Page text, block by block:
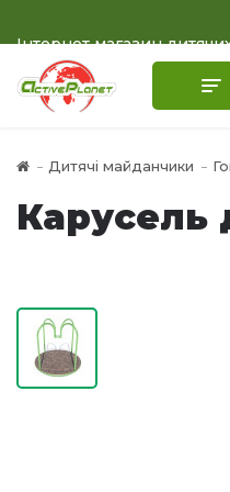
Інтернет магазин
Дитячі майданчики
Карусель